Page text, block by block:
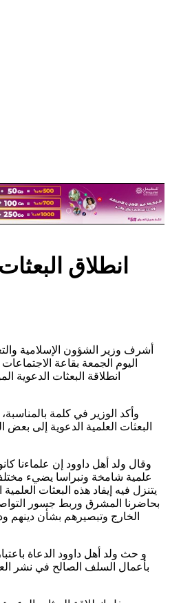
انطلاق
أشرف وزير الشؤون الإسلامية
اليوم الجمعة بقاعة
انطلاقة البعثات الدعوية
وأكد الوزير في كلمة
البعثات العلمية الدعوية إلى بعض
وقال ولد أهل داوود إن علماءنا
علمية شامخة ونبراسا يضيء
يتنزل فيه إيفاد هذه البعثات
بحاضرنا المشرق وربط جسور
الخارج وتبصيرهم بشأن دينهم
و حث ولد أهل داوود الدعاة
بأعمال السلف الصالح في نشر